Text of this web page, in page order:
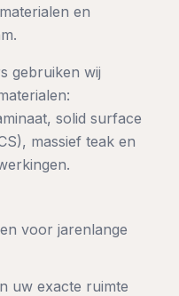
en
gebruiken wij
solid surface
massief teak en
voor jarenlange
uw exacte ruimte